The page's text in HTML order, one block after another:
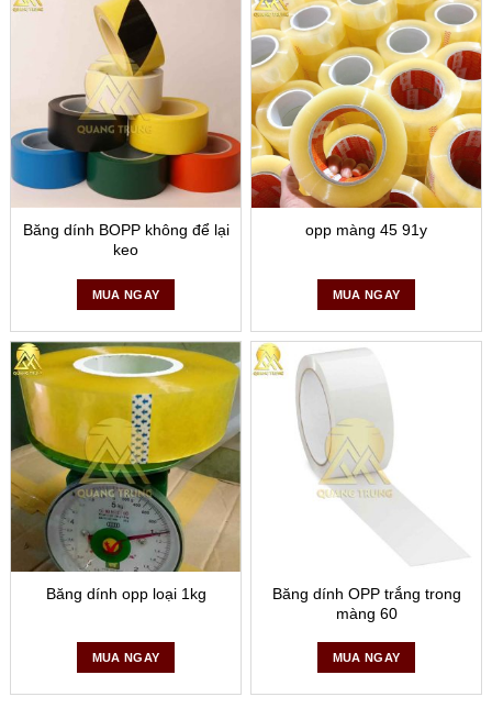
Băng dính BOPP không để lại
keo
MUA NGAY
opp màng 45 91y
MUA NGAY
Băng dính opp loại 1kg
MUA NGAY
Băng dính OPP trắng trong
màng 60
MUA NGAY